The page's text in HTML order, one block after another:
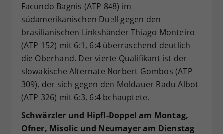
Facundo Bagnis (ATP 848) im
südamerikanischen Duell gegen den
brasilianischen Linkshänder Thiago Monteiro
(ATP 152) mit 6:1, 6:4 überraschend deutlich
die Oberhand. Der vierte Qualifikant ist der
slowakische Alternate Norbert Gombos (ATP
309), der sich gegen den Moldauer Radu Albot
(ATP 326) mit 6:3, 6:4 behauptete.
Schwärzler und Hipfl-Doppel am Montag,
Ofner, Misolic und Neumayer am Dienstag